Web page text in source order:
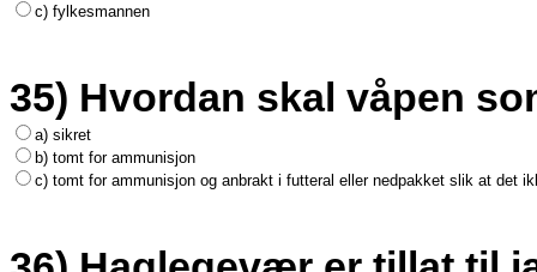
c) fylkesmannen
35) Hvordan skal våpen
a) sikret
b) tomt for ammunisjon
c) tomt for ammunisjon og anbrakt i futteral eller nedpakket slik at det